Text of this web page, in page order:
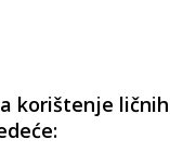
korištenje ličnih